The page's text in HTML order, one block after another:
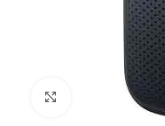
Noklikšķiniet, lai